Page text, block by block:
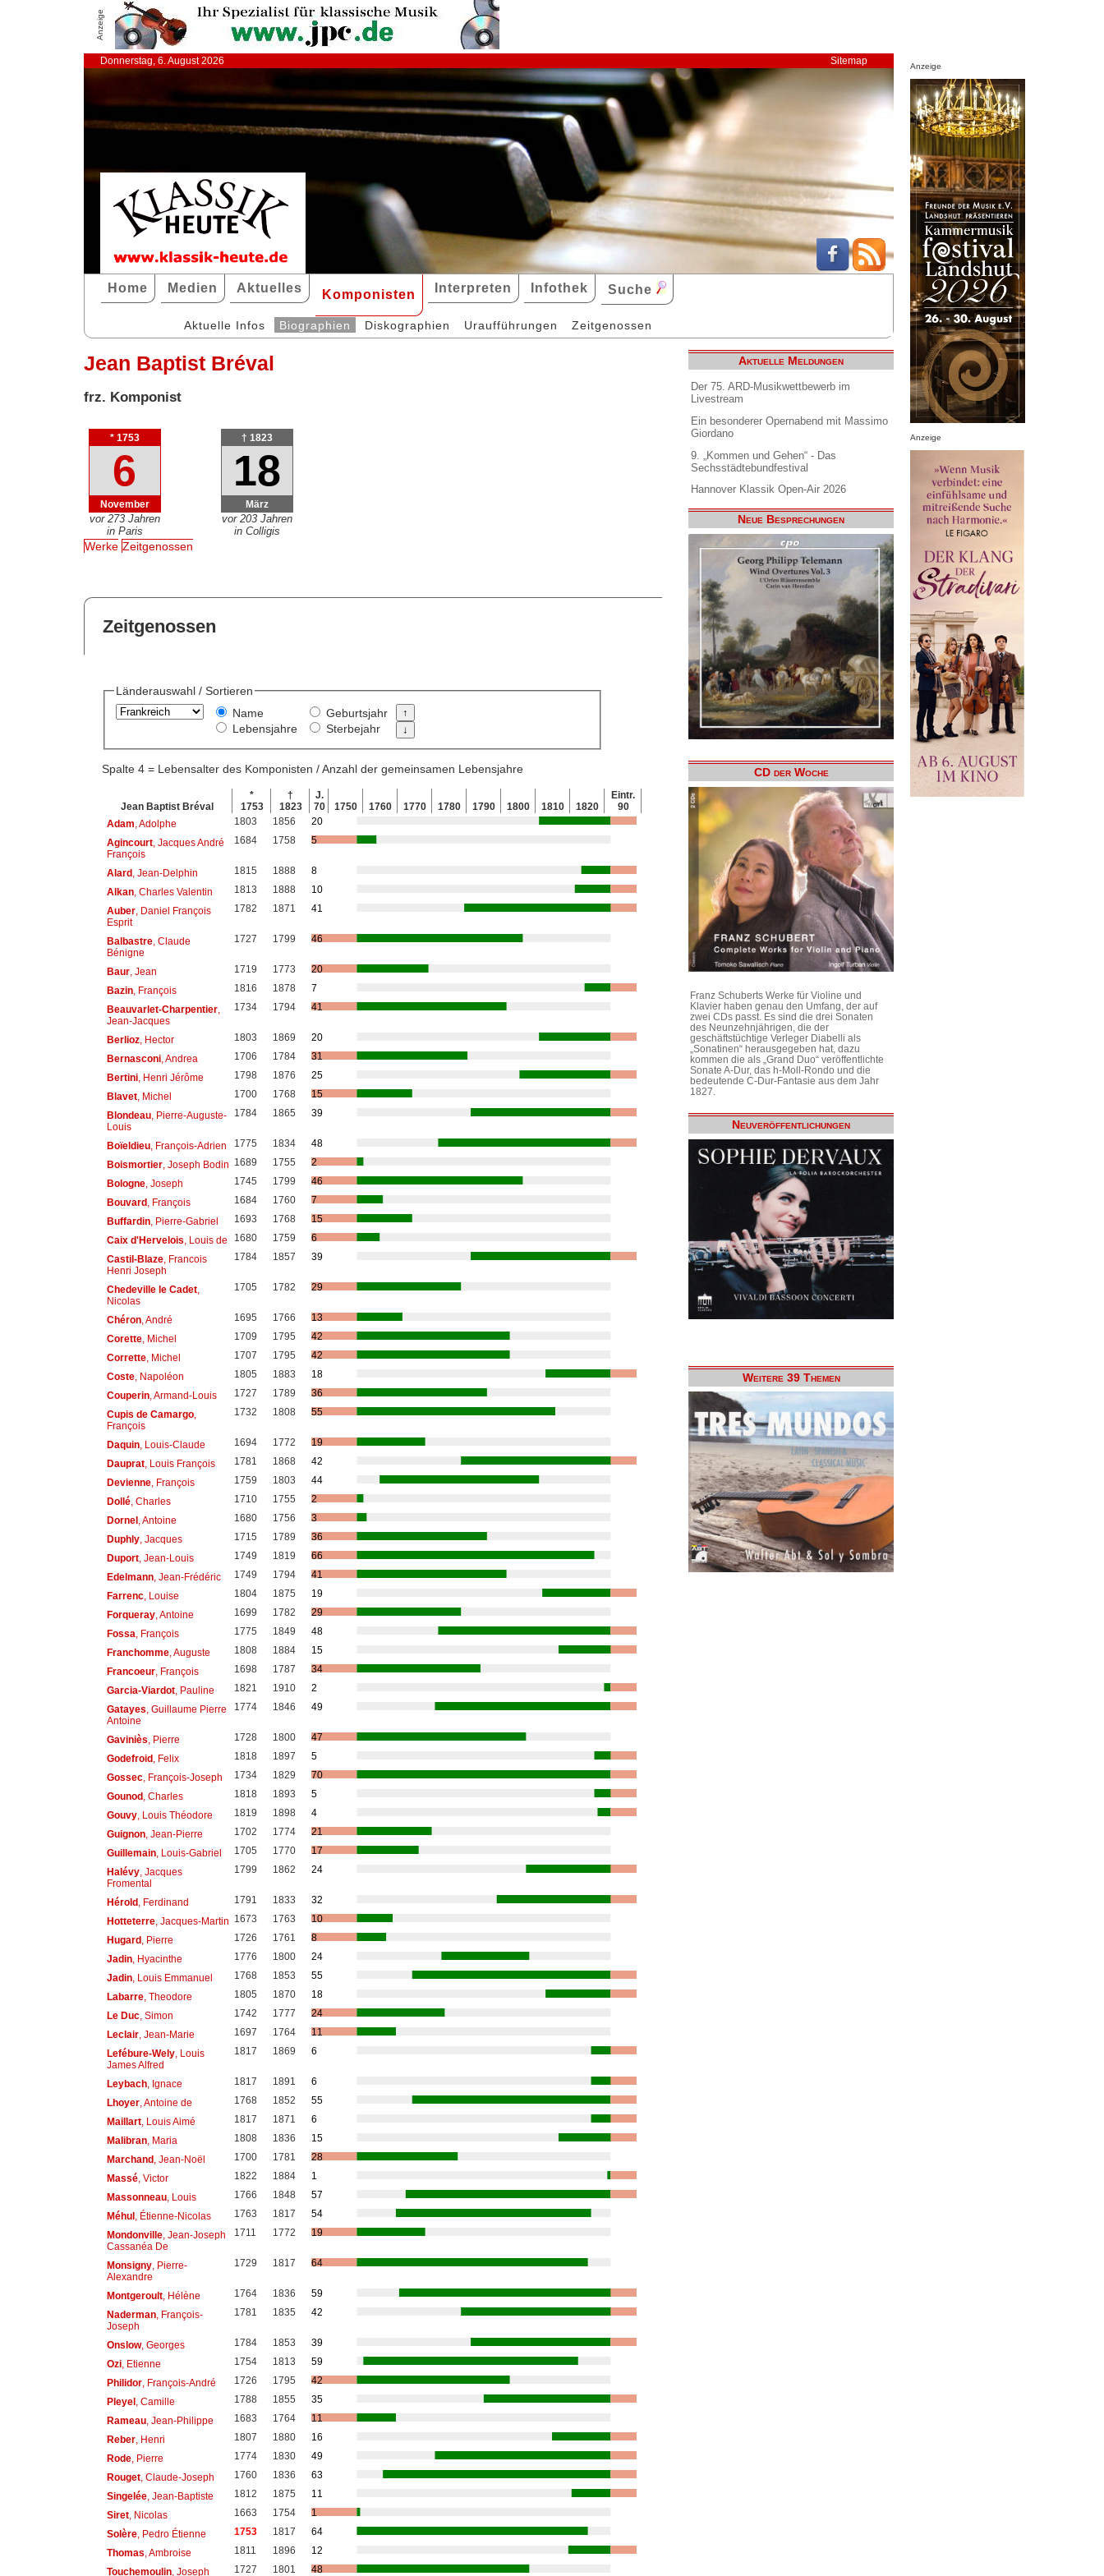
Anzeige
Donnerstag, 6. August 2026 Sitemap
Home Medien Aktuelles Komponisten Interpreten Infothek Suche
Aktuelle Infos Biographien Diskographien Uraufführungen Zeitgenossen
Jean Baptist Bréval
frz. Komponist
* 1753
6
November
vor 273 Jahren
in Paris
† 1823
18
März
vor 203 Jahren
in Colligis
Werke Zeitgenossen
Zeitgenossen
Länderauswahl / Sortieren
Name
Lebensjahre
Geburtsjahr
Sterbejahr
Spalte 4 = Lebensalter des Komponisten / Anzahl der gemeinsamen Lebensjahre
Jean Baptist Bréval
*
1753
†
1823
J.
70
1750 1760 1770 1780 1790 1800 1810 1820
Eintr.
90
Adam , Adolphe 1803 1856
20
Agincourt, Jacques André
François
1684 1758 5
Alard, Jean-Delphin 1815 1888
8
Alkan, Charles Valentin 1813 1888
10
Auber, Daniel François
Esprit
1782 1871 41
Balbastre, Claude
Bénigne
1727 1799 46
Baur, Jean 1719 1773
20
Bazin, François 1816 1878
7
Beauvarlet-Charpentier,
Jean-Jacques
1734 1794 41
Berlioz, Hector 1803 1869
20
Bernasconi, Andrea 1706 1784
31
Bertini, Henri Jérôme 1798 1876
25
Blavet, Michel 1700 1768
15
Blondeau, Pierre-Auguste-
Louis
1784 1865 39
Boïeldieu, François-Adrien 1775 1834
48
Boismortier, Joseph Bodin 1689 1755
2
Bologne, Joseph 1745 1799
46
Bouvard, François 1684 1760
7
Buffardin, Pierre-Gabriel 1693 1768
15
Caix d'Hervelois , Louis de 1680 1759
6
Castil-Blaze, Francois
Henri Joseph
1784 1857 39
Chedeville le Cadet,
Nicolas
1705 1782 29
Chéron, André 1695 1766
13
Corette, Michel 1709 1795
42
Corrette, Michel 1707 1795
42
Coste, Napoléon 1805 1883
18
Couperin, Armand-Louis 1727 1789
36
Cupis de Camargo,
François
1732 1808 55
Daquin, Louis-Claude 1694 1772
19
Dauprat, Louis François 1781 1868
42
Devienne, François 1759 1803
44
Dollé, Charles 1710 1755
2
Dornel, Antoine 1680 1756
3
Duphly, Jacques 1715 1789
36
Duport, Jean-Louis 1749 1819
66
Edelmann, Jean-Frédéric 1749 1794
41
Farrenc, Louise 1804 1875
19
Forqueray, Antoine 1699 1782
29
Fossa , François 1775 1849
48
Franchomme, Auguste 1808 1884
15
Francoeur, François 1698 1787
34
Garcia-Viardot, Pauline 1821 1910
2
Gatayes , Guillaume Pierre
Antoine
1774 1846 49
Gaviniès , Pierre 1728 1800
47
Godefroid, Felix 1818 1897
5
Gossec, François-Joseph 1734 1829
70
Gounod, Charles 1818 1893
5
Gouvy, Louis Théodore 1819 1898
4
Guignon, Jean-Pierre 1702 1774
21
Guillemain, Louis-Gabriel 1705 1770
17
Halévy, Jacques
Fromental
1799 1862 24
Hérold, Ferdinand 1791 1833
32
Hotteterre, Jacques-Martin 1673 1763
10
Hugard, Pierre 1726 1761
8
Jadin, Hyacinthe 1776 1800
24
Jadin, Louis Emmanuel 1768 1853
55
Labarre, Theodore 1805 1870
18
Le Duc, Simon 1742 1777
24
Leclair, Jean-Marie 1697 1764
11
Lefébure-Wely, Louis
James Alfred
1817 1869 6
Leybach, Ignace 1817 1891
6
Lhoyer, Antoine de 1768 1852
55
Maillart, Louis Aimé 1817 1871
6
Malibran, Maria 1808 1836
15
Marchand, Jean-Noël 1700 1781
28
Massé, Victor 1822 1884
1
Massonneau, Louis 1766 1848
57
Méhul, Étienne-Nicolas 1763 1817
54
Mondonville, Jean-Joseph
Cassanéa De
1711 1772 19
Monsigny, Pierre-
Alexandre
1729 1817 64
Montgeroult, Hélène 1764 1836
59
Naderman, François-
Joseph
1781 1835 42
Onslow, Georges 1784 1853
39
Ozi, Etienne 1754 1813
59
Philidor, François-André 1726 1795
42
Pleyel, Camille 1788 1855
35
Rameau, Jean-Philippe 1683 1764
11
Reber, Henri 1807 1880
16
Rode, Pierre 1774 1830
49
Rouget, Claude-Joseph 1760 1836
63
Singelée, Jean-Baptiste 1812 1875
11
Siret, Nicolas 1663 1754
1
Solère, Pedro Étienne 1753 1817
64
Thomas , Ambroise 1811 1896
12
Touchemoulin, Joseph 1727 1801 48
Aktuelle Meldungen
Der 75. ARD-Musikwettbewerb im
Livestream
Ein besonderer Opernabend mit Massimo
Giordano
9. „Kommen und Gehen“ - Das
Sechsstädtebundfestival
Hannover Klassik Open-Air 2026
Neue Besprechungen
CD der Woche
Franz Schuberts Werke für Violine und
Klavier haben genau den Umfang, der auf
zwei CDs passt. Es sind die drei Sonaten
des Neunzehnjährigen, die der
geschäftstüchtige Verleger Diabelli als
„Sonatinen“ herausgegeben hat, dazu
kommen die als „Grand Duo“ veröffentlichte
Sonate A-Dur, das h-Moll-Rondo und die
bedeutende C-Dur-Fantasie aus dem Jahr
1827.
Neuveröffentlichungen
Weitere 39 Themen
Anzeige
Anzeige